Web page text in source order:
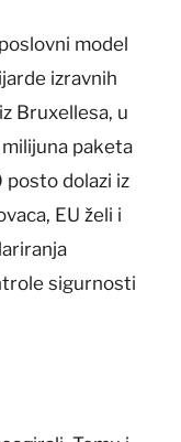
model
izravnih
Bruxellesa, u
paketa
dolazi iz
EU želi i
sigurnosti